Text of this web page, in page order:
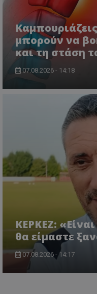
μπορούν να
και τη στάση
07.08.2026 - 14:18
ΚΕΡΚΕΖ:
θα είμαστε
07.08.2026 - 14:17